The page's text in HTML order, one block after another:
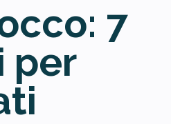
7
per